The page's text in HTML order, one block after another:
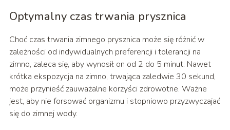
Optymalny czas trwania prysznica
Choć czas trwania zimnego prysznica może się różnić w
zależności od indywidualnych preferencji i tolerancji na
zimno, zaleca się, aby wynosił on od 2 do 5 minut. Nawet
krótka ekspozycja na zimno, trwająca zaledwie 30 sekund,
może przynieść zauważalne korzyści zdrowotne. Ważne
jest, aby nie forsować organizmu i stopniowo przyzwyczajać
się do zimnej wody.